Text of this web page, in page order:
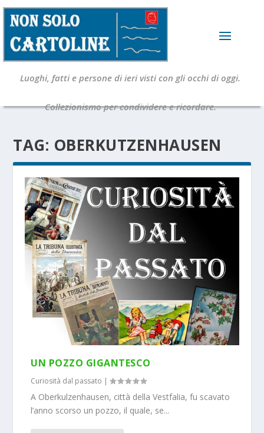
Luoghi, fatti e persone di ieri visti con gli occhi di oggi.
Collezionismo per condividere e ricordare.
TAG: OBERKUTZENHAUSEN
UN POZZO GIGANTESCO
Curiosità dal passato |
A Oberkulzenhausen, città della Vestfalia, fu scavato
l’anno scorso un pozzo, il quale, se...